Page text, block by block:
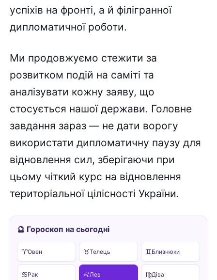
успіхів на фронті, а й філігранної
дипломатичної роботи.
Ми продовжуємо стежити за
розвитком подій на саміті та
аналізувати кожну заяву, що
стосується нашої держави. Головне
завдання зараз — не дати ворогу
використати дипломатичну паузу для
відновлення сил, зберігаючи при
цьому чіткий курс на відновлення
територіальної цілісності України.
🔮 Гороскоп на сьогодні
♈Овен ♉Телець ♊Близнюки
♋Рак ♌ Лев ♍Діва